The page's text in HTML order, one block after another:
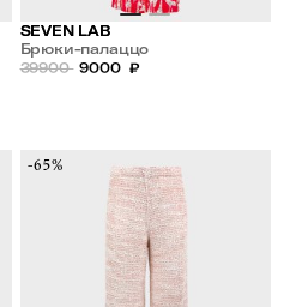
SEVEN LAB
Брюки-палаццо
39900 9000 ₽
-65%